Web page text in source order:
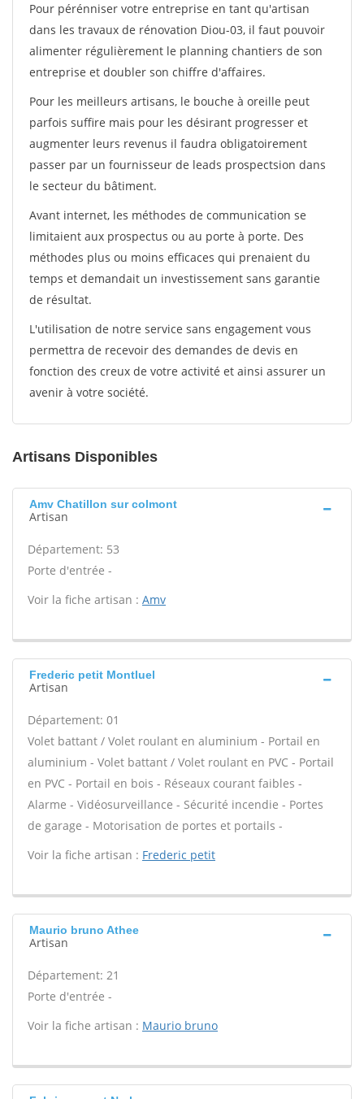
Pour pérénniser votre entreprise en tant qu'artisan
dans les travaux de rénovation Diou-03, il faut pouvoir
alimenter régulièrement le planning chantiers de son
entreprise et doubler son chiffre d'affaires.
Pour les meilleurs artisans, le bouche à oreille peut
parfois suffire mais pour les désirant progresser et
augmenter leurs revenus il faudra obligatoirement
passer par un fournisseur de leads prospectsion dans
le secteur du bâtiment.
Avant internet, les méthodes de communication se
limitaient aux prospectus ou au porte à porte. Des
méthodes plus ou moins efficaces qui prenaient du
temps et demandait un investissement sans garantie
de résultat.
L'utilisation de notre service sans engagement vous
permettra de recevoir des demandes de devis en
fonction des creux de votre activité et ainsi assurer un
avenir à votre société.
Artisans Disponibles
Amv Chatillon sur colmont
Artisan
Département: 53
Porte d'entrée -
Voir la fiche artisan : Amv
Frederic petit Montluel
Artisan
Département: 01
Volet battant / Volet roulant en aluminium - Portail en
aluminium - Volet battant / Volet roulant en PVC - Portail
en PVC - Portail en bois - Réseaux courant faibles -
Alarme - Vidéosurveillance - Sécurité incendie - Portes
de garage - Motorisation de portes et portails -
Voir la fiche artisan : Frederic petit
Maurio bruno Athee
Artisan
Département: 21
Porte d'entrée -
Voir la fiche artisan : Maurio bruno